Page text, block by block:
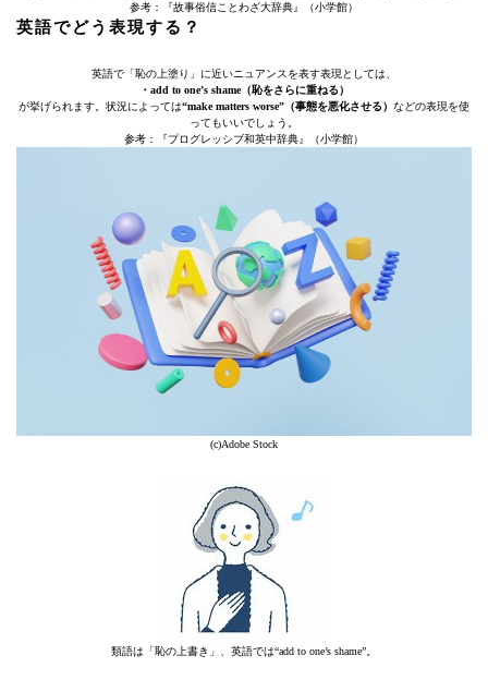
参考：『故事俗信ことわざ大辞典』（小学館）
英語でどう表現する？
英語で「恥の上塗り」に近いニュアンスを表す表現としては、
・add to one’s shame（恥をさらに重ねる）
が挙げられます。状況によっては“make matters worse”（事態を悪化させる） などの表現を使
ってもいいでしょう。
参考：『プログレッシブ和英中辞典』（小学館）
(c)Adobe Stock
類語は「恥の上書き」、英語では“add to one’s shame”。